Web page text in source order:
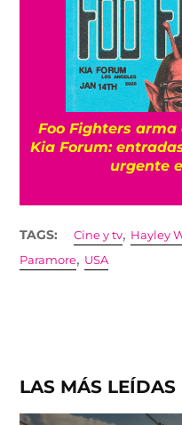
Foo Fighters
Kia Forum:
urgente
TAGS: Cine y tv, Hayley
Paramore, USA
LAS MÁS LEÍDAS